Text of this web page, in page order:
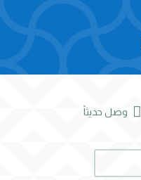
 وصل حديثاً